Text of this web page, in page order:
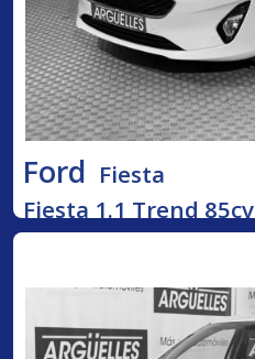
Ford Fiesta
Fiesta 1.1 Trend 85cv